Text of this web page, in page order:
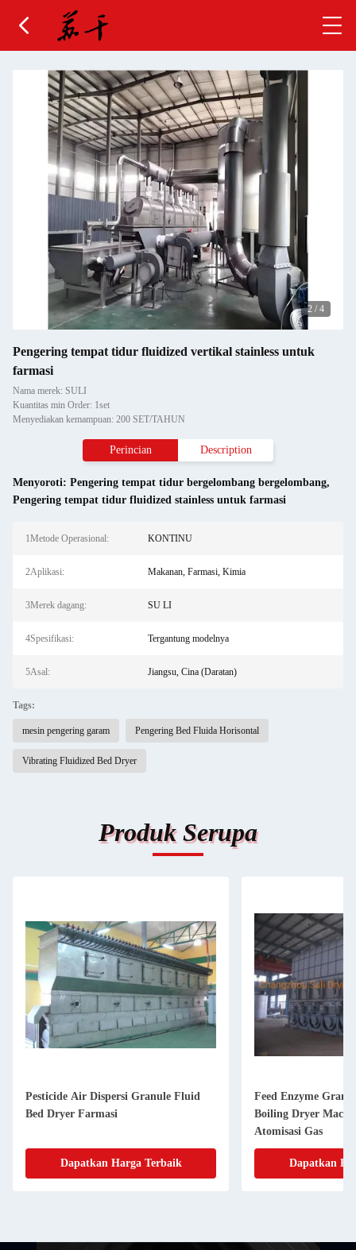
2 / 4
Pengering tempat tidur fluidized vertikal stainless untuk
farmasi
Nama merek: SULI
Kuantitas min Order: 1set
Menyediakan kemampuan: 200 SET/TAHUN
Perincian Description
Menyoroti: Pengering tempat tidur bergelombang bergelombang,
Pengering tempat tidur fluidized stainless untuk farmasi
1Metode Operasional: KONTINU
2Aplikasi: Makanan, Farmasi, Kimia
3Merek dagang: SU LI
4Spesifikasi: Tergantung modelnya
5Asal: Jiangsu, Cina (Daratan)
Tags:
mesin pengering garam Pengering Bed Fluida Horisontal
Vibrating Fluidized Bed Dryer
Produk Serupa
Pesticide Air Dispersi Granule Fluid
Bed Dryer Farmasi
Dapatkan Harga Terbaik
Feed Enzyme
Boiling Dryer
Atomisasi Gas
Dapatkan